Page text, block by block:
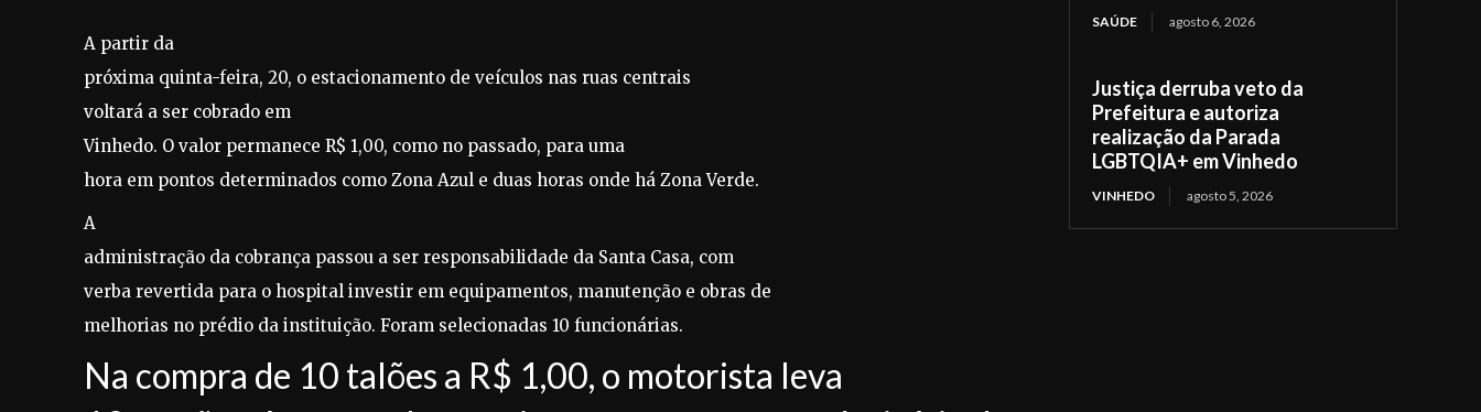
A partir da
próxima quinta-feira, 20, o estacionamento de veículos nas ruas centrais
voltará a ser cobrado em
Vinhedo. O valor permanece R$ 1,00, como no passado, para uma
hora em pontos determinados como Zona Azul e duas horas onde há Zona Verde.
A
administração da cobrança passou a ser responsabilidade da Santa Casa, com
verba revertida para o hospital investir em equipamentos, manutenção e obras de
melhorias no prédio da instituição. Foram selecionadas 10 funcionárias.
Na compra de 10 talões a R$ 1,00, o motorista leva
SAÚDE agosto 6, 2026
Justiça derruba veto da
Prefeitura e autoriza
realização da Parada
LGBTQIA+ em Vinhedo
VINHEDO agosto 5, 2026